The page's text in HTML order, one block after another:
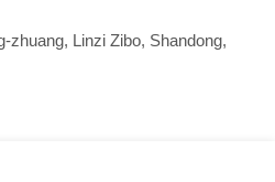
zhuang, Linzi Zibo, Shandong,